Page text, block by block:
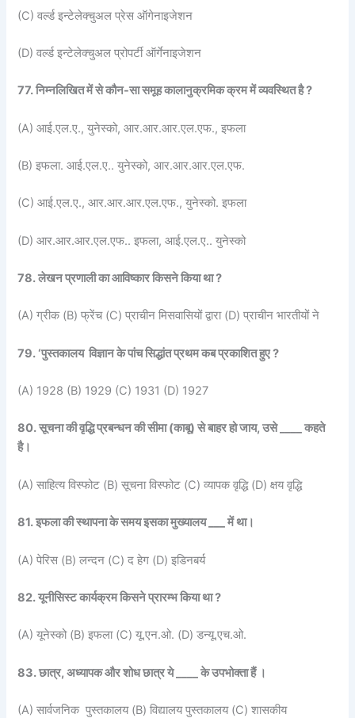
(C) वर्ल्ड इन्टेलेक्चुअल प्रेस ऑगेनाइजेशन
(D) वर्ल्ड इन्टेलेक्चुअल प्रोपर्टी ऑर्गेनाइजेशन
77. निम्नलिखित में से कौन-सा समूह कालानुक्रमिक क्रम में व्यवस्थित है ?
(A) आई.एल.ए., युनेस्को, आर.आर.आर.एल.एफ., इफला
(B) इफला. आई.एल.ए.. युनेस्को, आर.आर.आर.एल.एफ.
(C) आई.एल.ए., आर.आर.आर.एल.एफ., युनेस्को. इफला
(D) आर.आर.आर.एल.एफ.. इफला, आई.एल.ए.. युनेस्को
78. लेखन प्रणाली का आविष्कार किसने किया था ?
(A) ग्रीक (B) फ्रेंच (C) प्राचीन मिसवासियों द्वारा (D) प्राचीन भारतीयों ने
79. ‘पुस्तकालय विज्ञान के पांच सिद्धांत प्रथम कब प्रकाशित हुए ?
(A) 1928 (B) 1929 (C) 1931 (D) 1927
80. सूचना की वृद्धि प्रबन्धन की सीमा (काबू) से बाहर हो जाय, उसे ____ कहते
है।
(A) साहित्य विस्फोट (B) सूचना विस्फोट (C) व्यापक वृद्धि (D) क्षय वृद्धि
81. इफला की स्थापना के समय इसका मुख्यालय ___ में था।
(A) पेरिस (B) लन्दन (C) द हेग (D) इडिनबर्य
82. यूनीसिस्ट कार्यक्रम किसने प्रारम्भ किया था ?
(A) यूनेस्को (B) इफला (C) यू.एन.ओ. (D) डन्यू.एच.ओ.
83. छात्र, अध्यापक और शोध छात्र ये ____ के उपभोक्ता हैं ।
(A) सार्वजनिक पुस्तकालय (B) विद्यालय पुस्तकालय (C) शासकीय